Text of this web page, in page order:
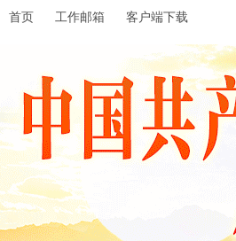
首页 工作邮箱 客户端下载